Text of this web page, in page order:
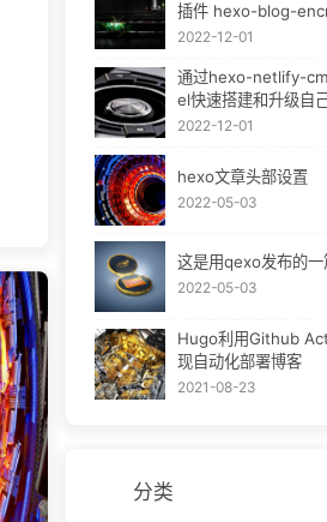
插件 hexo-blog-
2022-12-01
通过hexo-netlify-
el快速搭建和升级自
bok
2022-12-01
hexo文章头部设置
2022-05-03
这是用qexo发布的一
2022-05-03
Hugo利用Github
现自动化部署博客
2021-08-23
分类